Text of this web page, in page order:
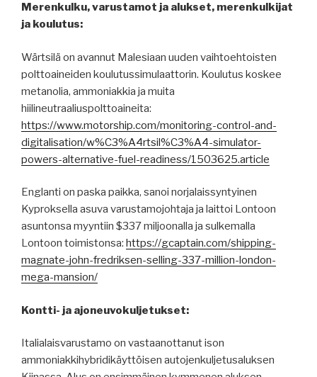
Merenkulku, varustamot ja alukset, merenkulkijat
ja koulutus:
Wärtsilä on avannut Malesiaan uuden vaihtoehtoisten
polttoaineiden koulutussimulaattorin. Koulutus koskee
metanolia, ammoniakkia ja muita
hiilineutraaliuspolttoaineita:
https://www.motorship.com/monitoring-control-and-
digitalisation/w%C3%A4rtsil%C3%A4-simulator-
powers-alternative-fuel-readiness/1503625.article
Englanti on paska paikka, sanoi norjalaissyntyinen
Kyproksella asuva varustamojohtaja ja laittoi Lontoon
asuntonsa myyntiin $337 miljoonalla ja sulkemalla
Lontoon toimistonsa: https://gcaptain.com/shipping-
magnate-john-fredriksen-selling-337-million-london-
mega-mansion/
Kontti- ja ajoneuvokuljetukset:
Italialaisvarustamo on vastaanottanut ison
ammoniakkihybridikäyttöisen autojenkuljetusaluksen